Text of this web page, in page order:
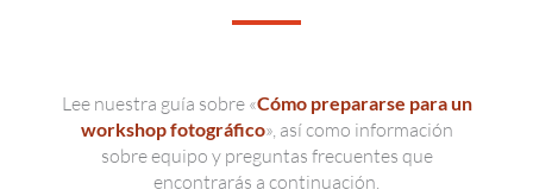
Lee nuestra guía sobre «Cómo prepararse para un
workshop fotográfico», así como información
sobre equipo y preguntas frecuentes que
encontrarás a continuación.